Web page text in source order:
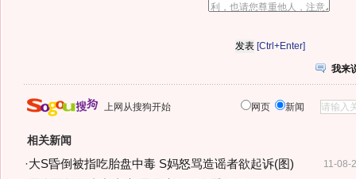
[Ctrl+Enter]
我来
上网从搜狗开始 网页 新闻
相关新闻
11-08-
·大S昏倒被指吃胎盘中毒 S妈怒骂造谣者欲起诉(图)